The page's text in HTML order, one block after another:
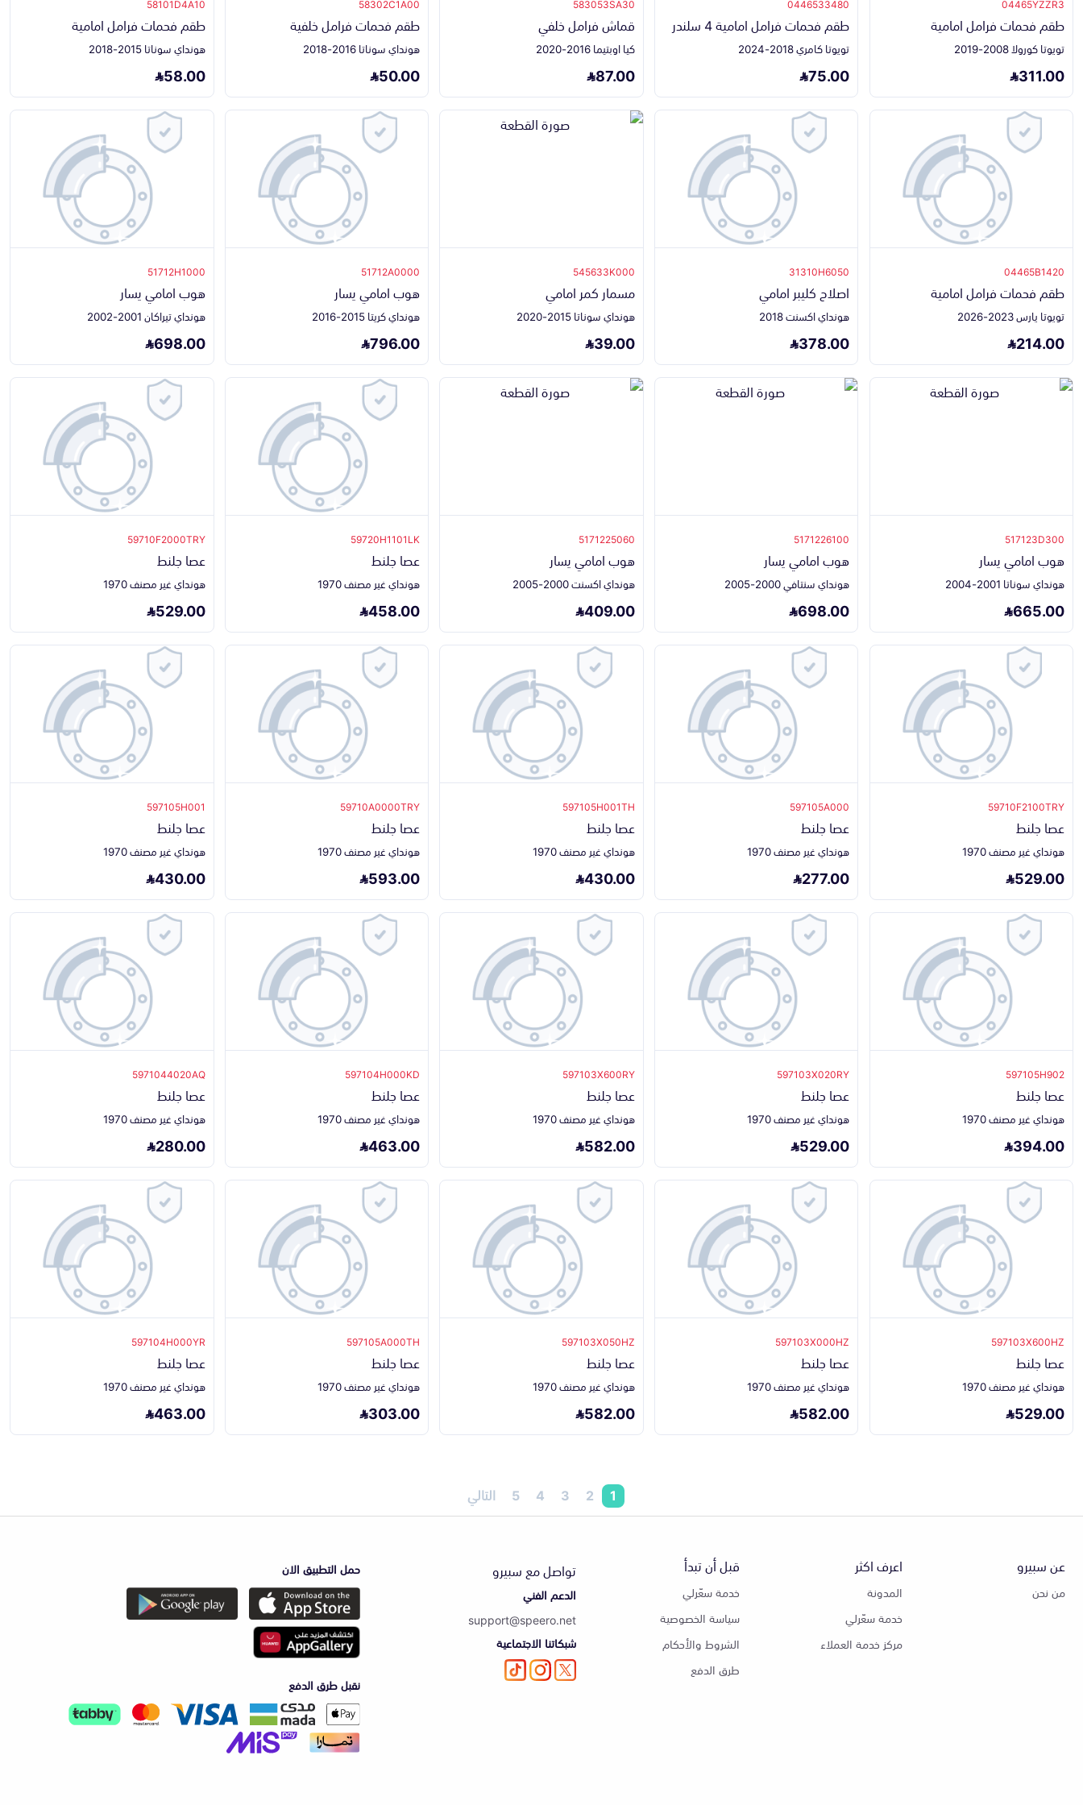
طقم فحمات فرامل امامية
تويوتا كورولا 2008-2019
311.00
طقم فحمات فرامل امامية 4 سلندر
تويوتا كامري 2018-2024
75.00
قماش فرامل خلفي
كيا اوبتيما 2016-2020
87.00
طقم فحمات فرامل خلفية
هونداي سوناتا 2016-2018
50.00
طقم فحمات فرامل امامية
هونداي سوناتا 2015-2018
58.00
04465B1420
طقم فحمات فرامل امامية
تويوتا يارس 2023-2026
214.00
31310H6050
اصلاح كليبر امامي
هونداي اكسنت 2018
378.00
545633K000
مسمار كمر امامي
هونداي سوناتا 2015-2020
39.00
51712A0000
هوب امامي يسار
هونداي كريتا 2015-2016
796.00
51712H1000
هوب امامي يسار
هونداي تيراكان 2001-2002
698.00
517123D300
هوب امامي يسار
هونداي سوناتا 2001-2004
665.00
5171226100
هوب امامي يسار
هونداي سنتافي 2000-2005
698.00
5171225060
هوب امامي يسار
هونداي اكسنت 2000-2005
409.00
59720H1101LK
عصا جلنط
هونداي غير مصنف 1970
458.00
59710F2000TRY
عصا جلنط
هونداي غير مصنف 1970
529.00
59710F2100TRY
عصا جلنط
هونداي غير مصنف 1970
529.00
597105A000
عصا جلنط
هونداي غير مصنف 1970
277.00
597105H001TH
عصا جلنط
هونداي غير مصنف 1970
430.00
59710A0000TRY
عصا جلنط
هونداي غير مصنف 1970
593.00
597105H001
عصا جلنط
هونداي غير مصنف 1970
430.00
597105H902
عصا جلنط
هونداي غير مصنف 1970
394.00
597103X020RY
عصا جلنط
هونداي غير مصنف 1970
529.00
597103X600RY
عصا جلنط
هونداي غير مصنف 1970
582.00
597104H000KD
عصا جلنط
هونداي غير مصنف 1970
463.00
5971044020AQ
عصا جلنط
هونداي غير مصنف 1970
280.00
597103X600HZ
عصا جلنط
هونداي غير مصنف 1970
529.00
597103X000HZ
عصا جلنط
هونداي غير مصنف 1970
582.00
597103X050HZ
عصا جلنط
هونداي غير مصنف 1970
582.00
597105A000TH
عصا جلنط
هونداي غير مصنف 1970
303.00
597104H000YR
عصا جلنط
هونداي غير مصنف 1970
463.00
1
2
3
4
5 التالي
عن سبيرو
من نحن
اعرف اكثر
المدونة
خدمة سعّرلي
مركز خدمة العملاء
قبل أن تبدأ
خدمة سعّرلي
سياسة الخصوصية
الشروط والأحكام
طرق الدفع
تواصل مع سبيرو
الدعم الفني
support@speero.net
شبكاتنا الاجتماعية
حمل التطبيق الان
نقبل طرق الدفع